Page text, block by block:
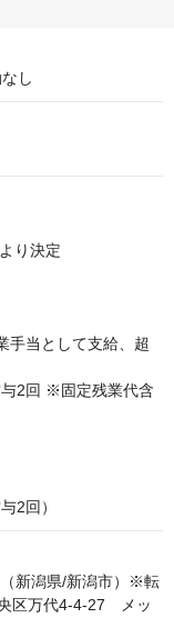
し
り決定
手当として支給、超
2回 ※固定残業代含
2回）